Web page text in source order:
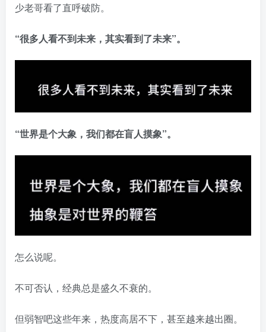
少老哥看了直呼破防。
“很多人看不到未来，其实看到了未来”。
“世界是个大象，我们都在盲人摸象”。
怎么说呢。
不可否认，经典总是盛久不衰的。
但弱智吧这些年来，热度高居不下，甚至越来越出圈。